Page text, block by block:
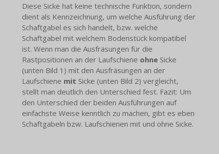
Diese Sicke hat keine technische Funktion, sondern
dient als Kennzeichnung, um welche Ausführung der
Schaftgabel es sich handelt, bzw. welche
Schaftgabel mit welchem Bodenstück kompatibel
ist. Wenn man die Ausfräsungen für die
Rastpositionen an der Laufschiene ohneSicke
(unten Bild 1) mit den Ausfräsungen an der
Laufschiene mit Sicke (unten Bild 2) vergleicht,
stellt man deutlich den Unterschied fest. Fazit: Um
den Unterschied der beiden Ausführungen auf
einfachste Weise kenntlich zu machen, gibt es eben
Schaftgabeln bzw. Laufschienen mit und ohne Sicke.